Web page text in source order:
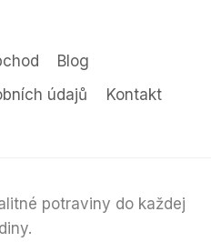
Blog
údajů
Kontakt
potraviny do každej